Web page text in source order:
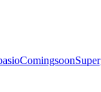
Comingsoon